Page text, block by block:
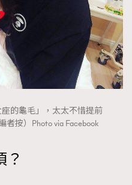
的龜毛」，太太不惜提前
按）Photo via Facebook
？